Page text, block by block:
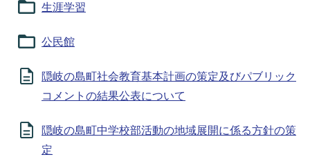
生涯学習
公民館
隠岐の島町社会教育基本計画の策定及びパブリック
コメントの結果公表について
隠岐の島町中学校部活動の地域展開に係る方針の策
定